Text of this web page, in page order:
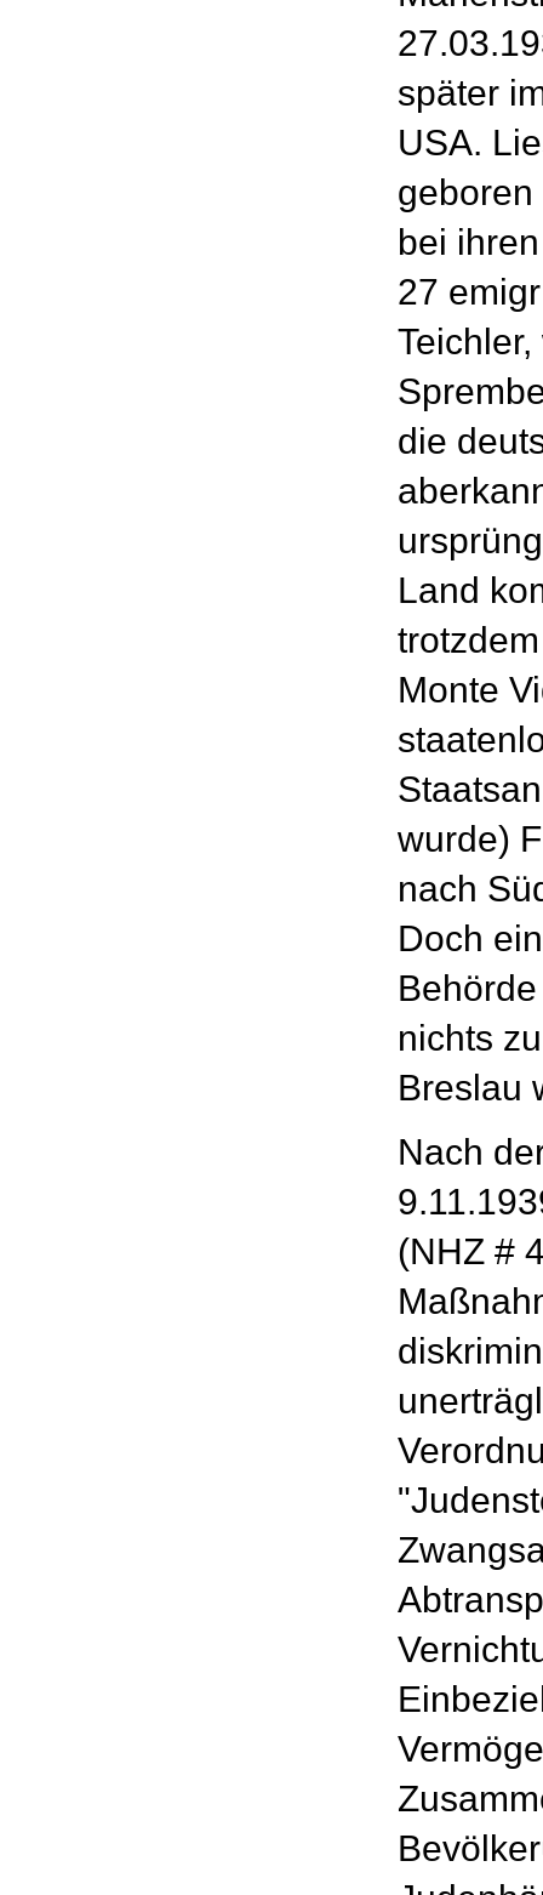
später
USA.
bei
27
die
Land
Monte
wurde)
nach
Doch
nichts
Breslau
Nach
(NHZ #